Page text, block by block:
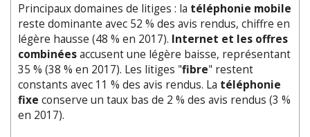
Principaux domaines de litiges : la téléphonie mobile
reste dominante avec 52 % des avis rendus, chiffre en
légère hausse (48 % en 2017). Internet et les offres
combinéesaccusent une légère baisse, représentant
35 % (38 % en 2017). Les litiges "fibre" restent
constants avec 11 % des avis rendus. La téléphonie
fixe conserve un taux bas de 2 % des avis rendus (3 %
en 2017).